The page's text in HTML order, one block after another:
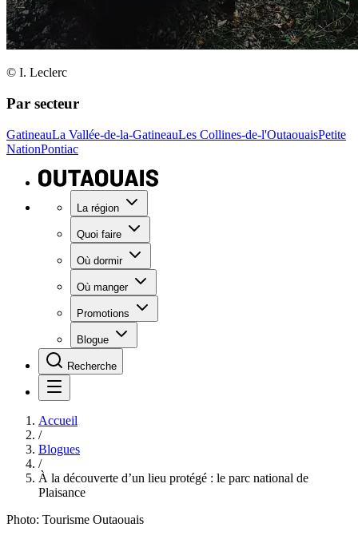
© I. Leclerc
Par secteur
GatineauLa Vallée-de-la-GatineauLes Collines-de-l'OutaouaisPetite
NationPontiac
La région
Quoi faire
Où dormir
Où manger
Promotions
Blogue
Recherche
Accueil
/
Blogues
/
À la découverte d’un lieu protégé : le parc national de
Plaisance
Photo: Tourisme Outaouais